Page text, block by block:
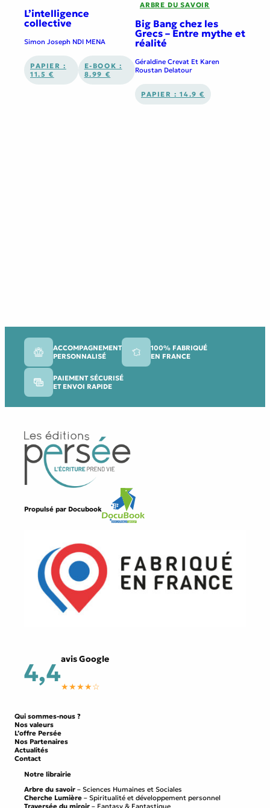
L’intelligence
collective
Simon Joseph NDI MENA
PAPIER :
11.5 €
E-BOOK :
8.99 €
ARBRE DU SAVOIR
Big Bang chez les
Grecs – Entre mythe et
réalité
Géraldine Crevat Et Karen
Roustan Delatour
PAPIER : 14.9 €
ACCOMPAGNEMENT
PERSONNALISÉ
100% FABRIQUÉ
EN FRANCE
PAIEMENT SÉCURISÉ
ET ENVOI RAPIDE
Propulsé par Docubook
4,4avis Google
★★★★☆
Qui sommes-nous ?
Nos valeurs
L’offre Persée
Nos Partenaires
Actualités
Contact
Notre librairie
Arbre du savoir – Sciences Humaines et Sociales
Cherche Lumière – Spiritualité et développement personnel
Traversée du miroir – Fantasy & Fantastique